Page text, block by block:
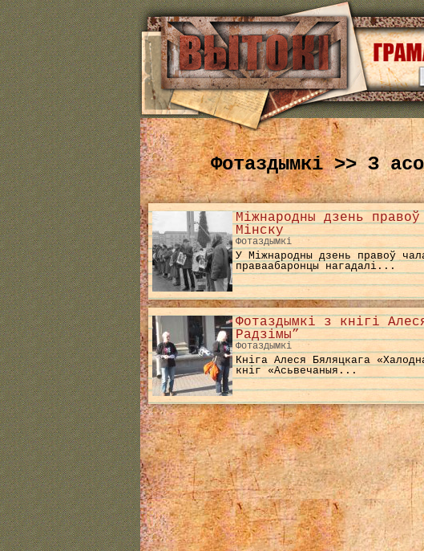
Фотаздымкі >> З
Міжнародны дзень
Мінску
Фотаздымкі
У Міжнародны дзень правоў
праваабаронцы нагадалі...
Фотаздымкі з кнігі
Радзімы”
Фотаздымкі
Кніга Алеся Бяляцкага
кніг «Асьвечаныя...